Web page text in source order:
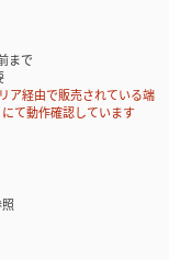
まで
経由で販売されている端
て動作確認しています